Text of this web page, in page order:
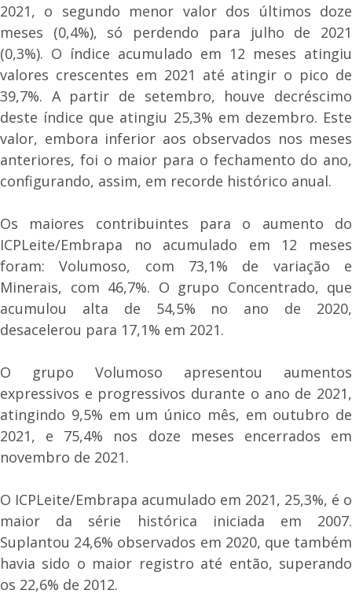
2021, o segundo menor valor dos últimos doze
meses (0,4%), só perdendo para julho de 2021
(0,3%). O índice acumulado em 12 meses atingiu
valores crescentes em 2021 até atingir o pico de
39,7%. A partir de setembro, houve decréscimo
deste índice que atingiu 25,3% em dezembro. Este
valor, embora inferior aos observados nos meses
anteriores, foi o maior para o fechamento do ano,
configurando, assim, em recorde histórico anual.
Os maiores contribuintes para o aumento do
ICPLeite/Embrapa no acumulado em 12 meses
foram: Volumoso, com 73,1% de variação e
Minerais, com 46,7%. O grupo Concentrado, que
acumulou alta de 54,5% no ano de 2020,
desacelerou para 17,1% em 2021.
O grupo Volumoso apresentou aumentos
expressivos e progressivos durante o ano de 2021,
atingindo 9,5% em um único mês, em outubro de
2021, e 75,4% nos doze meses encerrados em
novembro de 2021.
O ICPLeite/Embrapa acumulado em 2021, 25,3%, é o
maior da série histórica iniciada em 2007.
Suplantou 24,6% observados em 2020, que também
havia sido o maior registro até então, superando
os 22,6% de 2012.